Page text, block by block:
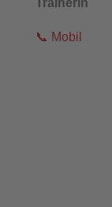
Trainerin
📞 Mobil